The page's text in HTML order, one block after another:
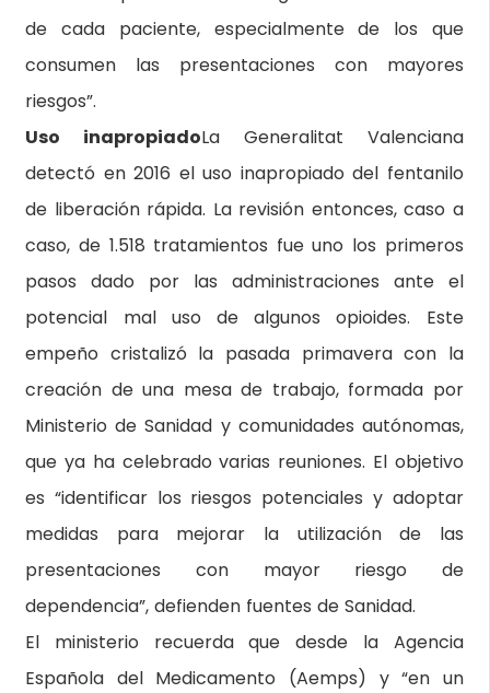
de cada paciente, especialmente de los que
consumen las presentaciones con mayores
riesgos”.
Uso inapropiadoLa Generalitat Valenciana
detectó en 2016 el uso inapropiado del fentanilo
de liberación rápida. La revisión entonces, caso a
caso, de 1.518 tratamientos fue uno los primeros
pasos dado por las administraciones ante el
potencial mal uso de algunos opioides. Este
empeño cristalizó la pasada primavera con la
creación de una mesa de trabajo, formada por
Ministerio de Sanidad y comunidades autónomas,
que ya ha celebrado varias reuniones. El objetivo
es “identificar los riesgos potenciales y adoptar
medidas para mejorar la utilización de las
presentaciones con mayor riesgo de
dependencia”, defienden fuentes de Sanidad.
El ministerio recuerda que desde la Agencia
Española del Medicamento (Aemps) y “en un